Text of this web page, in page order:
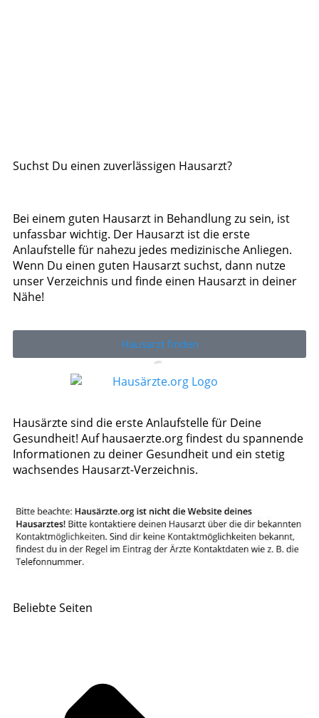
Suchst Du einen zuverlässigen Hausarzt?
Bei einem guten Hausarzt in Behandlung zu sein, ist
unfassbar wichtig. Der Hausarzt ist die erste
Anlaufstelle für nahezu jedes medizinische Anliegen.
Wenn Du einen guten Hausarzt suchst, dann nutze
unser Verzeichnis und finde einen Hausarzt in deiner
Nähe!
Hausarzt finden
Hausärzte sind die erste Anlaufstelle für Deine
Gesundheit! Auf hausaerzte.org findest du spannende
Informationen zu deiner Gesundheit und ein stetig
wachsendes Hausarzt-Verzeichnis.
Beliebte Seiten